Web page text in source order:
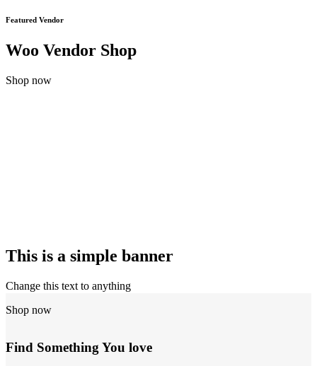
Featured Vendor
Woo Vendor Shop
Shop now
This is a simple banner
Change this text to anything
Shop now
Find Something You love